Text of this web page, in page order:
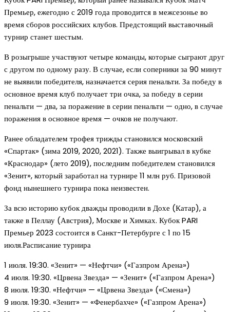
Премьер, ежегодно с 2019 года проводится в межсезонье во
время сборов российских клубов. Предстоящий выставочный
турнир станет шестым.
В розыгрыше участвуют четыре команды, которые сыграют друг
с другом по одному разу. В случае, если соперники за 90 минут
не выявили победителя, назначается серия пенальти. За победу в
основное время клуб получает три очка, за победу в серии
пенальти — два, за поражение в серии пенальти — одно, в случае
поражения в основное время — очков не получают.
Ранее обладателем трофея трижды становился московский
«Спартак» (зима 2019, 2020, 2021). Также выигрывал в кубке
«Краснодар» (лето 2019), последним победителем становился
«Зенит», который заработал на турнире 11 млн руб. Призовой
фонд нынешнего турнира пока неизвестен.
За всю историю кубок дважды проводили в Дохе (Катар), а
также в Пеллау (Австрия), Москве и Химках. Кубок PARI
Премьер 2023 состоится в Санкт-Петербурге с 1 по 15
июля.Расписание турнира
1 июля. 19:30. «Зенит» — «Нефтчи» («Газпром Арена»)
4 июля. 19:30. «Црвена Звезда» — «Зенит» («Газпром Арена»)
8 июля. 19:30. «Нефтчи» — «Црвена Звезда» («Смена»)
9 июля. 19:30. «Зенит» — «Фенербахче» («Газпром Арена»)